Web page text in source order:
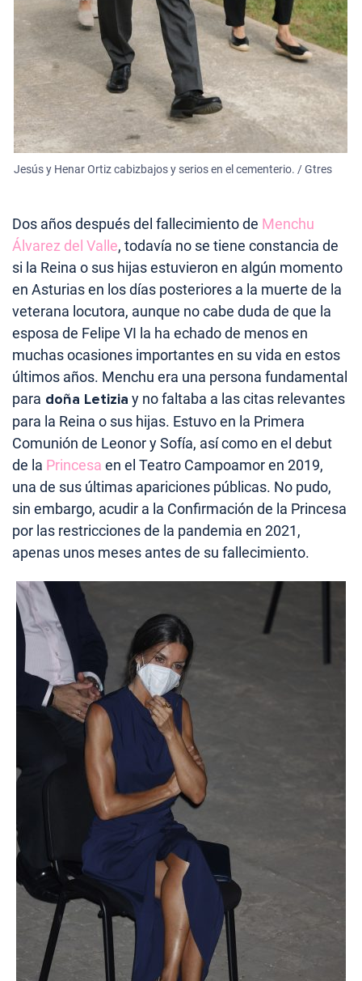
Jesús y Henar Ortiz cabizbajos y serios en el cementerio. / Gtres
Dos años después del fallecimiento de Menchu
Álvarez del Valle, todavía no se tiene constancia de
si la Reina o sus hijas estuvieron en algún momento
en Asturias en los días posteriores a la muerte de la
veterana locutora, aunque no cabe duda de que la
esposa de Felipe VI la ha echado de menos en
muchas ocasiones importantes en su vida en estos
últimos años. Menchu era una persona fundamental
para doña Letizia y no faltaba a las citas relevantes
para la Reina o sus hijas. Estuvo en la Primera
Comunión de Leonor y Sofía, así como en el debut
de la Princesa en el Teatro Campoamor en 2019,
una de sus últimas apariciones públicas. No pudo,
sin embargo, acudir a la Confirmación de la Princesa
por las restricciones de la pandemia en 2021,
apenas unos meses antes de su fallecimiento.